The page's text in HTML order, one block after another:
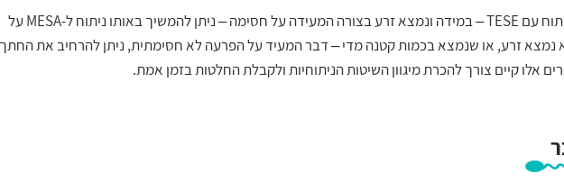
במצבים אלו רצוי להתחיל את הניתוח עם TESE – במידה ונמצא זרע בצורה המעידה על חסימה – ניתן להמשיך באותו ניתוח ל-MESA על
נמצא זרע, או שנמצא בכמות קטנה מדי – דבר המעיד על הפרעה לא חסימתית, ניתן להרחיב את החתך
אלו קיים צורך להכרת מיגוון השיטות הניתוחיות ולקבלת החלטות בזמן אמת.